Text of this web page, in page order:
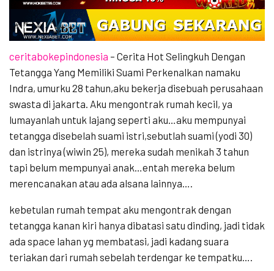
ceritabokepindonesia – Cerita Hot Selingkuh Dengan
Tetangga Yang Memiliki Suami Perkenalkan namaku
Indra, umurku 28 tahun,aku bekerja disebuah perusahaan
swasta di jakarta. Aku mengontrak rumah kecil, ya
lumayanlah untuk lajang seperti aku…aku mempunyai
tetangga disebelah suami istri,sebutlah suami (yodi 30)
dan istrinya (wiwin 25), mereka sudah menikah 3 tahun
tapi belum mempunyai anak…entah mereka belum
merencanakan atau ada alsana lainnya….
kebetulan rumah tempat aku mengontrak dengan
tetangga kanan kiri hanya dibatasi satu dinding, jadi tidak
ada space lahan yg membatasi, jadi kadang suara
teriakan dari rumah sebelah terdengar ke tempatku….